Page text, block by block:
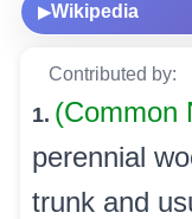
▶Wikipedia
Contributed by:
1. (Common
perennial
trunk and